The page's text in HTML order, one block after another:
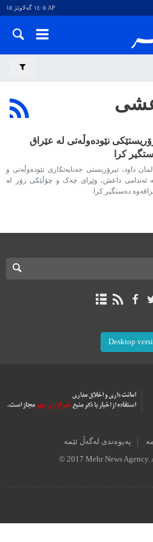
AP ١٤٠٥ گەلاوێژ ١٥
نێودەوڵەتی لە عێراق
کرا
داود، تیرۆریستی جەنایەتکاری نێودەوڵەتی و
ئەندامی داعش، وێڕای چەک و چۆڵێکی زۆر لە
دەستگیر کرا.
Desktop
پەیوەندی لەگەڵ ئێمە
© 2017 Mehr News Agency.